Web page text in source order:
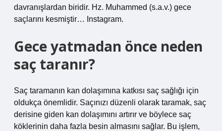
davranışlardan biridir. Hz. Muhammed (s.a.v.) gece
saçlarını kesmiştir… Instagram.
Gece yatmadan önce neden
saç taranır?
Saç taramanın kan dolaşımına katkısı saç sağlığı için
oldukça önemlidir. Saçınızı düzenli olarak taramak, saç
derisine giden kan dolaşımını artırır ve böylece saç
köklerinin daha fazla besin almasını sağlar. Bu işlem,